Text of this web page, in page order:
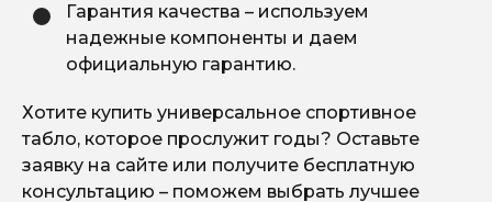
Гарантия качества – используем
надежные компоненты и даем
официальную гарантию.
Хотите купить универсальное спортивное
табло, которое прослужит годы? Оставьте
заявку на сайте или получите бесплатную
консультацию – поможем выбрать лучшее